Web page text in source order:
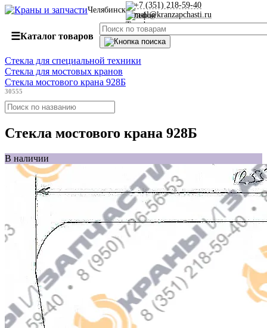
Челябинск
+7 (351) 218-59-40
mail@kranzapchasti.ru
☰Каталог товаров
Стекла для специальной техники
Стекла для мостовых кранов
Стекла мостового крана 928Б
30555
Стекла мостового крана 928Б
В наличии